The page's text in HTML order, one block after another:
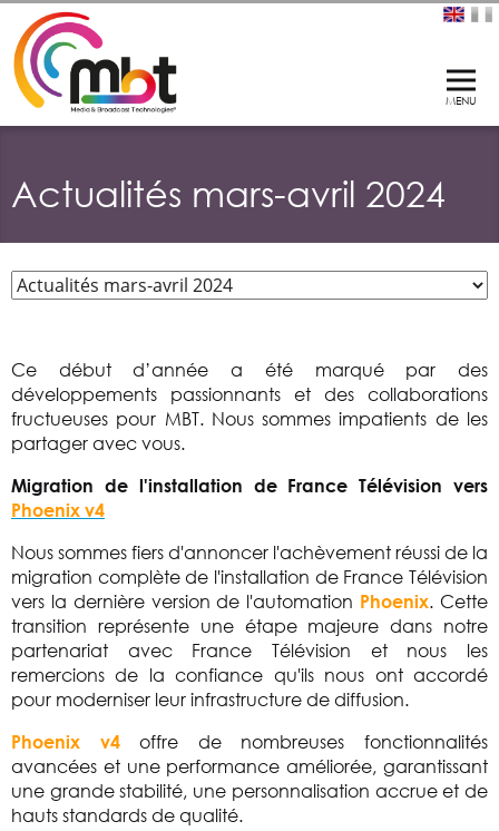
Actualités mars-avril 2024
Ce début d’année a été marqué par des
développements passionnants et des collaborations
fructueuses pour MBT. Nous sommes impatients de les
partager avec vous.
Migration de l'installation de France Télévision vers
Phoenix v4
Nous sommes fiers d'annoncer l'achèvement réussi de la
migration complète de l'installation de France Télévision
vers la dernière version de l'automation Phoenix. Cette
transition représente une étape majeure dans notre
partenariat avec France Télévision et nous les
remercions de la confiance qu'ils nous ont accordé
pour moderniser leur infrastructure de diffusion.
Phoenix v4offre de nombreuses fonctionnalités
avancées et une performance améliorée, garantissant
une grande stabilité, une personnalisation accrue et de
hauts standards de qualité.